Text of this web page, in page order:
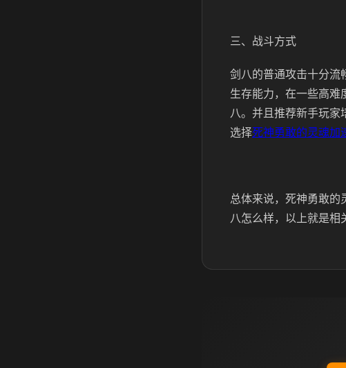
三、战斗方式
剑八的普通攻击十分流
生存能力，在一些高难
八。并且推荐新手玩家
选择死神勇敢的灵魂加
总体来说，死神勇敢的
八怎么样，以上就是相